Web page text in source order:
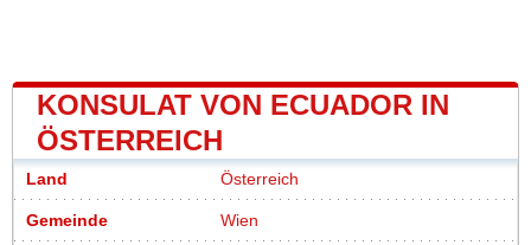
KONSULAT VON ECUADOR IN
ÖSTERREICH
Land Österreich
Gemeinde Wien